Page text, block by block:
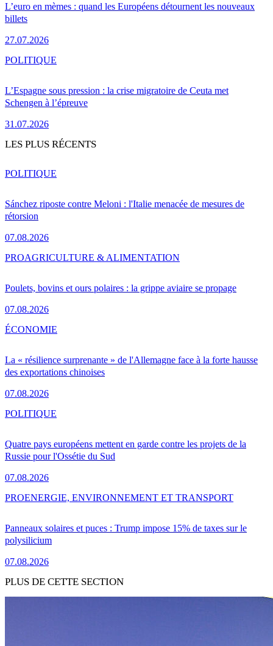
L’euro en mèmes : quand les Européens détournent les nouveaux
billets
27.07.2026
L’Espagne sous pression : la crise migratoire de Ceuta met
Schengen à l’épreuve
31.07.2026
POLITIQUE
LES PLUS RÉCENTS
Sánchez riposte contre Meloni : l'Italie menacée de mesures de
rétorsion
07.08.2026
POLITIQUE
Poulets, bovins et ours polaires : la grippe aviaire se propage
07.08.2026
PROAGRICULTURE & ALIMENTATION
La « résilience surprenante » de l'Allemagne face à la forte hausse
des exportations chinoises
07.08.2026
ÉCONOMIE
Quatre pays européens mettent en garde contre les projets de la
Russie pour l'Ossétie du Sud
07.08.2026
POLITIQUE
Panneaux solaires et puces : Trump impose 15% de taxes sur le
polysilicium
07.08.2026
PROENERGIE, ENVIRONNEMENT ET TRANSPORT
PLUS DE CETTE SECTION